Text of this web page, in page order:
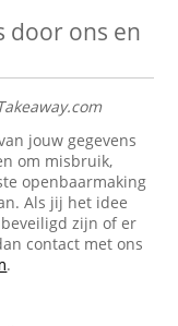
door ons en
jouw gegevens
om misbruik,
openbaarmaking
Als jij het idee
zijn of er
contact met ons
.